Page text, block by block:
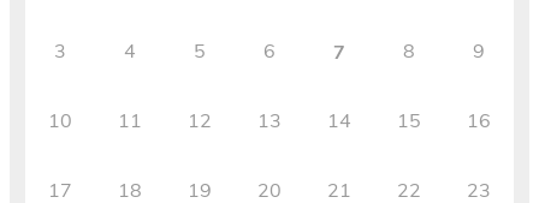
3 4 5 6 7 8 9
10 11 12 13 14 15 16
17 18 19 20 21 22 23